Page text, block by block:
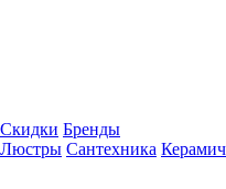
Скидки Бренды
Люстры Сантехника